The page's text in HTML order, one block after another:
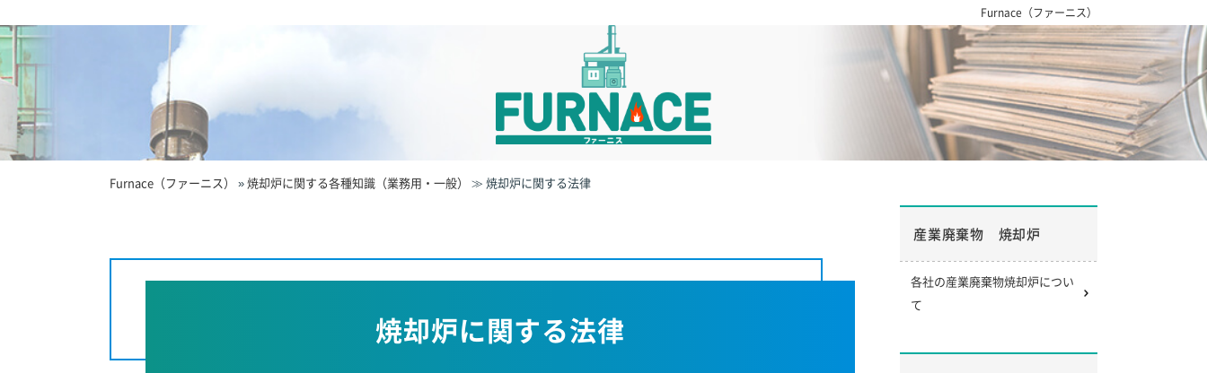
Furnace（ファーニス）
Furnace（ファーニス） »焼却炉に関する各種知識（業務用・一般） ≫ 焼却炉に関する法律
焼却炉に関する法律
産業廃棄物 焼却炉
各社の産業廃棄物焼却炉につい
て